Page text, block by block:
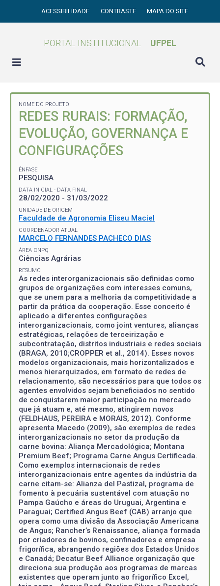
ACESSIBILIDADE CONTRASTE MAPA DO SITE
PORTAL INSTITUCIONAL UFPEL
NOME DO PROJETO
REDES RURAIS: FORMAÇÃO,
EVOLUÇÃO, GOVERNANÇA E
CONFIGURAÇÕES
ÊNFASE
PESQUISA
DATA INICIAL - DATA FINAL
28/02/2020 - 31/03/2022
UNIDADE DE ORIGEM
Faculdade de Agronomia Eliseu Maciel
COORDENADOR ATUAL
MARCELO FERNANDES PACHECO DIAS
ÁREA CNPQ
Ciências Agrárias
RESUMO
As redes interorganizacionais são definidas como
grupos de organizações com interesses comuns,
que se unem para a melhoria da competitividade a
partir da prática da cooperação. Esse conceito é
aplicado a diferentes configurações
interorganizacionais, como joint ventures, alianças
estratégicas, relações de terceirização e
subcontratação, distritos industriais e redes sociais
(BRAGA, 2010;CROPPER et al., 2014). Esses novos
modelos organizacionais, mais horizontalizados e
menos hierarquizados, em formato de redes de
relacionamento, são necessários para que todos os
agentes envolvidos sejam beneficiados no sentido
de conquistarem maior participação no mercado
que já atuam e, até mesmo, atingirem novos
(FELDHAUS, PEREIRA e MORAIS, 2012). Conforme
apresenta Macedo (2009), são exemplos de redes
interorganizacionais no setor da produção da
carne bovina: Aliança Mercadológica; Montana
Premium Beef; Programa Carne Angus Certificada.
Como exemplos internacionais de redes
interorganizacionais entre agentes da indústria da
carne citam-se: Alianza del Pastizal, programa de
fomento à pecuária sustentável com atuação no
Pampa Gaúcho e áreas do Uruguai, Argentina e
Paraguai; Certified Angus Beef (CAB) arranjo que
opera como uma divisão da Associação Americana
de Angus; Rancher’s Renaissance, aliança formada
por criadores de bovinos, confinadores e empresa
frigorífica, abrangendo regiões dos Estados Unidos
e Canadá; Decatur Beef Alliance organização que
direciona sua produção aos programas de marcas
existentes que operam junto ao frigorífico Excel,